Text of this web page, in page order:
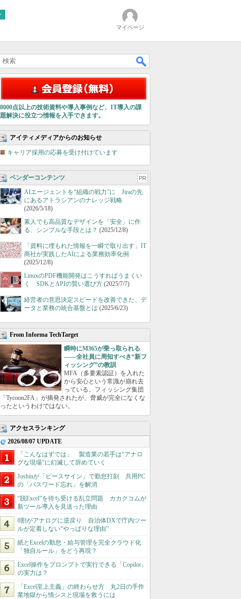
マイページ
8000点以上の技術資料や導入事例など、IT導入の課
題解決に役立つ情報を入手できます。
アイティメディアからのお知らせ
キャリア採用の応募を受け付けています
ベンダーコンテンツ PR
AIエージェントを“組織の戦力”に Jiraの先
にあるアトラシアンのナレッジ戦略
(2026/5/18)
素人でも高品質なデザインを「安全」に作
る、シンプルな手段とは？ (2025/12/8)
「資料に埋もれた情報を一瞬で取り出す」IT
商社が実践したAIによる業務効率化例
(2025/12/8)
LinuxのPDF機能開発はこうすればうまくい
く SDKとAPIの賢い選び方 (2025/7/7)
経営者の意思決定スピードを改善できた、デ
ータと業務の統合基盤とは (2025/6/23)
From Informa TechTarget
瞬時にM365が乗っ取られる
――全社員に周知すべき“新フ
ィッシング”の教訓
MFA（多要素認証）を入れた
から安心という常識が崩れ去
っている。フィッシング集団
「Tycoon2FA」が摘発されたが、脅威が完全になくな
ったというわけではない。
アクセスランキング
2026/08/07 UPDATE
「こんなはずでは」 製造業の若手は“アナロ
グな現場”に幻滅して辞めていく
Joshinが「ピースサイン」で勤怠打刻 共用PC
の「パスワード忘れ」を解消
“脱Excel”を待ち受ける乱立問題 カカクコムが
新ツール導入を見送った理由
8割がアナログに逆戻り 自治体DXで庁内ツー
ルが定着しない“やっぱりな理由”
紙とExcelの勤怠・給与管理を完全クラウド化
「独自ルール」をどう再現？
Excel操作をプロンプトで実行できる「Copilot」
の実力は？
「Excel至上主義」の終わらせ方 丸2日の手作
業地獄から情シスと現場を救うには